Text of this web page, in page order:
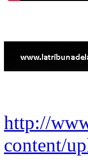
http://
content/